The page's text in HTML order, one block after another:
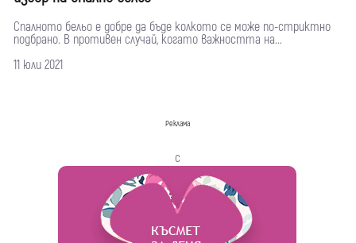
Спалното бельо е добре да бъде колкото се може по-стриктно
подбрано. В противен случай, когато важността на...
11 юли 2021
Реклама
с